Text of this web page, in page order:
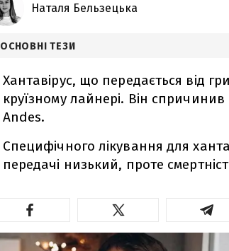
Наталя Бельзецька
ОСНОВНІ ТЕЗИ
Хантавірус, що передається від
круїзному лайнері. Він
Andes.
Специфічного лікування для
передачі низький, проте